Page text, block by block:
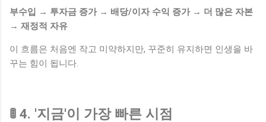
부수입 → 투자금 증가 → 배당/이자 수익 증가 → 더 많은 자본
→ 재정적 자유
이 흐름은 처음엔 작고 미약하지만, 꾸준히 유지하면 인생을 바
꾸는 힘이 됩니다.
🚦 4. '지금'이 가장 빠른 시점